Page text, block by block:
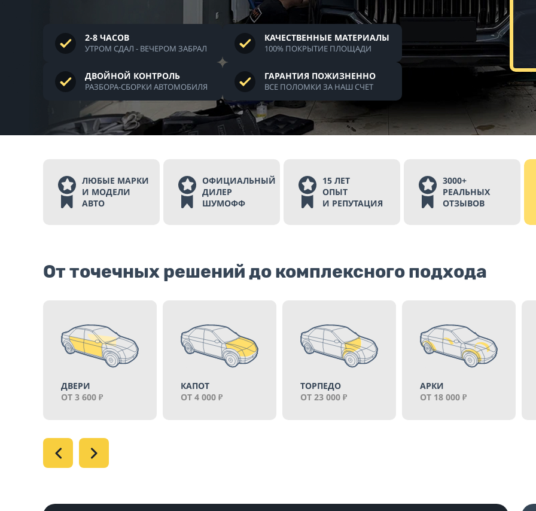
2-8 ЧАСОВ
УТРОМ СДАЛ - ВЕЧЕРОМ ЗАБРАЛ
КАЧЕСТВЕННЫЕ МАТЕРИАЛЫ
100% ПОКРЫТИЕ ПЛОЩАДИ
ДВОЙНОЙ КОНТРОЛЬ
РАЗБОРА-СБОРКИ АВТОМОБИЛЯ
ГАРАНТИЯ ПОЖИЗНЕННО
ВСЕ ПОЛОМКИ ЗА НАШ СЧЕТ
ЛЮБЫЕ МАРКИ
И МОДЕЛИ
АВТО
ОФИЦИАЛЬНЫЙ
ДИЛЕР
ШУМОФФ
15 ЛЕТ
ОПЫТ
И РЕПУТАЦИЯ
3000+
РЕАЛЬНЫХ
ОТЗЫВОВ
От точечных решений до комплексного подхода
КАПОТ
ОТ 4 000
ТОРПЕДО
ОТ 23 000
АРКИ
ОТ 18 000
КОМПЛЕКСНАЯ
ОТ 44 000